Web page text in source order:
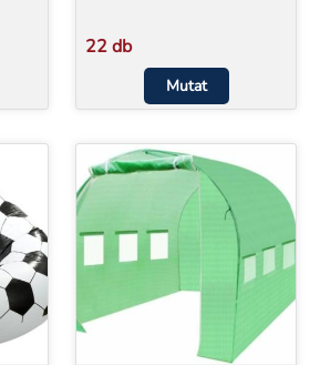
22 db
Mutat